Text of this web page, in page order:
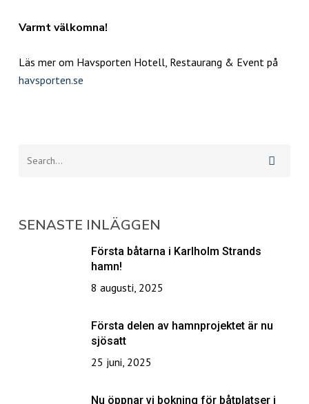
Varmt välkomna!
Läs mer om Havsporten Hotell, Restaurang & Event på
havsporten.se
SENASTE INLÄGGEN
Första båtarna i Karlholm Strands
hamn!
8 augusti, 2025
Första delen av hamnprojektet är nu
sjösatt
25 juni, 2025
Nu öppnar vi bokning för båtplatser i